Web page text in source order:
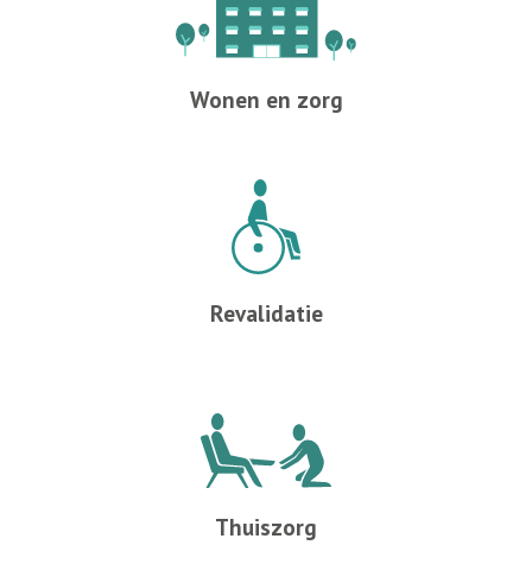
Wonen en zorg
Revalidatie
Thuiszorg